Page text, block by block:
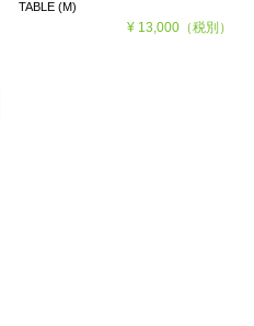
TABLE (M)
¥ 13,000（税別）